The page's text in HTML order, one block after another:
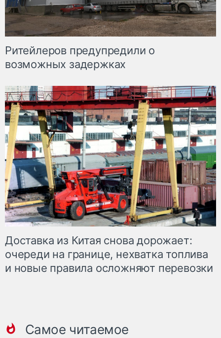
Ритейлеров предупредили о
возможных задержках
Доставка из Китая снова дорожает:
очереди на границе, нехватка топлива
и новые правила осложняют перевозки
Самое читаемое